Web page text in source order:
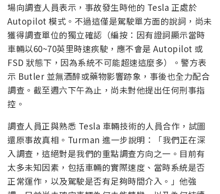
場向調查人員表示，事故發生時他的 Tesla 正處於
Autopilot 模式。不過這僅是駕駛單方面的說詞，尚未
獲得調查單位的獨立確認（編按：因有證詞顯示當時
車輛以60~70英里時速疾駛，應不會是 Autopilot 或
FSD 狀態下，因為系統不可能超速這麼多）。警方表
示 Butler 並無酒醉或藥物影響跡象，事後也全力配合
調查。截至週六下午為止，尚未對他提出任何刑事指
控。
調查人員正與熟悉 Tesla 車輛技術的人員合作，試圖
還原事故真相。Turman 進一步說明：「我們正在深
入調查，這絕對是我們的重點調查方向之一。目前有
太多未知因素，包括車輛的實際速度、當時系統是否
正常運作，以及駕駛是否有足夠時間介入。」他強